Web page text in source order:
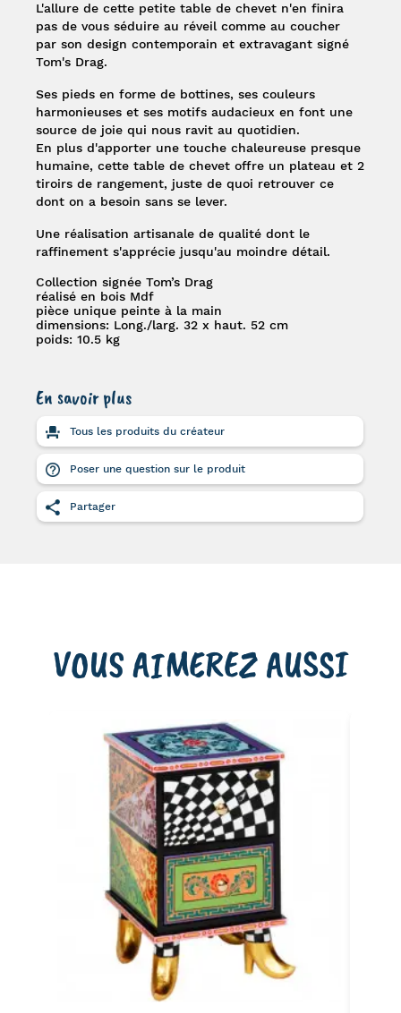
L'allure de cette petitetable de chevet n'en finira
pas de vous séduire au réveil comme au coucher
par son design contemporain et extravagant signé
Tom's Drag.
Ses pieds en forme de bottines, ses couleurs
harmonieuses et ses motifs audacieux en font une
source de joie qui nous ravit au quotidien.
En plus d'apporter une touche chaleureuse presque
humaine, cette table de chevet offre un plateau et 2
tiroirs de rangement, juste de quoi retrouver ce
dont on a besoin sans se lever.
Une réalisation artisanale de qualité dont le
raffinement s'apprécie jusqu'au moindre détail.
Collection signée Tom’s Drag
réalisé en bois Mdf
pièce unique peinte à la main
dimensions: Long./larg. 32 x haut. 52 cm
poids: 10.5 kg
En savoir plus
Tous les produits du créateur
Poser une question sur le produit
Partager
VOUS AIMEREZ AUSSI